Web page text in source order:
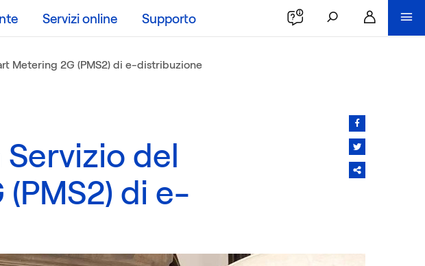
Servizi online Supporto
Metering 2G (PMS2) di e-distribuzione
del
di e-